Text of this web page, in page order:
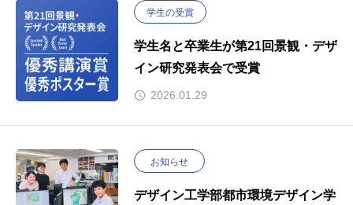
学生の受賞
学生名と卒業生が第21回景観・デザ
イン研究発表会で受賞
2026.01.29
お知らせ
デザイン工学部都市環境デザイン学